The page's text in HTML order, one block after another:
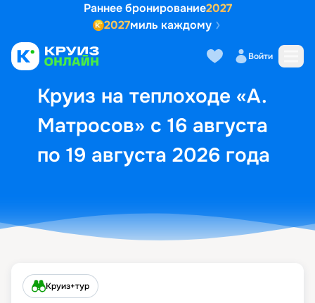
Раннее бронирование2027
2027миль каждому
Войти
Круиз на теплоходе «А.
Матросов» с 16 августа
по 19 августа 2026 года
Выбор кают Маршрут и
Круиз+тур